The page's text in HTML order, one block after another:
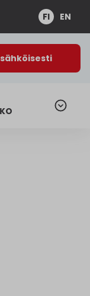
FI EN